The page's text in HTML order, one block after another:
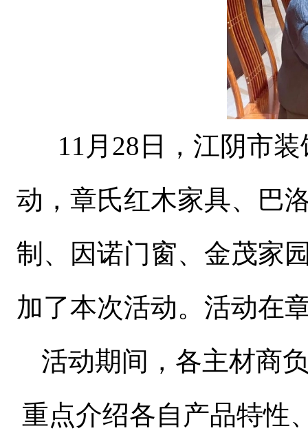
11月28日，江阴市装
动，章氏红木家具、巴
制、因诺门窗、金茂家
加了本次活动。活动在
活动期间，各主材商
重点介绍各自产品特性